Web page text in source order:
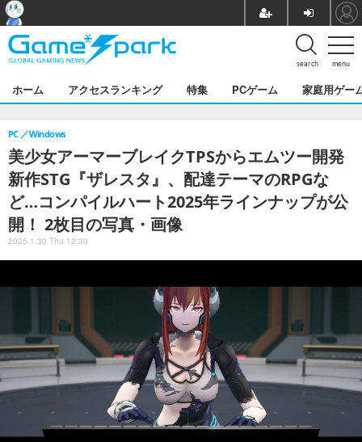
menu
search
ホーム アクセスランキング 特集 PCゲーム 家庭用ゲー
美少女アーマーブレイクTPSからエムツー開発
新作STG『ザレスタ』、配達テーマのRPGな
ど…コンパイルハート2025年ラインナップが公
開！ 2枚目の写真・画像
PC Windows
2025.1.30 Thu 12:30